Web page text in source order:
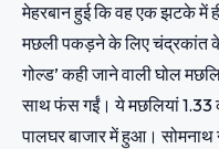
मेहरबान हुई कि वह एक झटके में
मछली पकड़ने के लिए चंद्रकांत के
गोल्ड’ कही जाने वाली घोल
साथ फंस गईं। ये मछलियां 1.33
पालघर बाजार में हुआ। सोमनाथ